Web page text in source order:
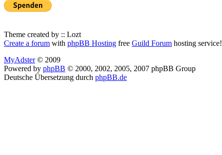
Theme created by :: Lozt
Create a forum with phpBB Hosting free Guild Forum hosting service!
MyAdster© 2009
Powered by phpBB © 2000, 2002, 2005, 2007 phpBB Group
Deutsche Übersetzung durch phpBB.de